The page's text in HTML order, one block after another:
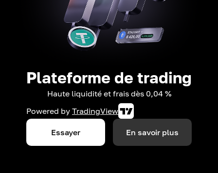
Plateforme de trading
Haute liquidité et frais dès 0,04 %
Powered by TradingView
Essayer En savoir plus